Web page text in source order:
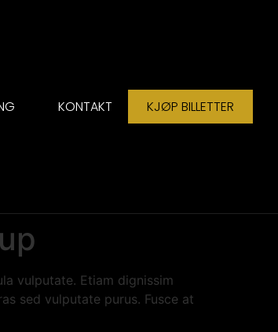
KONTAKT KJØP BILLETTER
vulputate. Etiam dignissim
sed vulputate purus. Fusce at